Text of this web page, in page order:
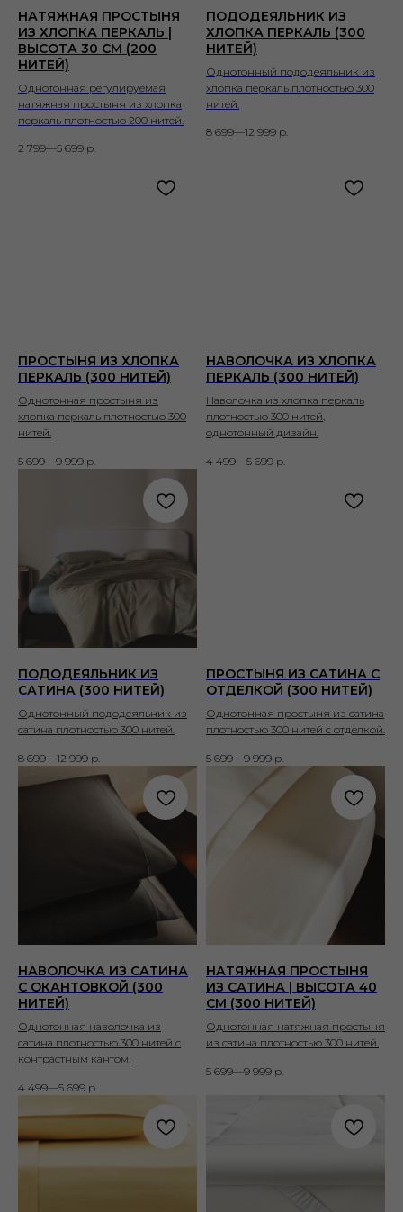
НАТЯЖНАЯ ПРОСТЫНЯ
ИЗ ХЛОПКА ПЕРКАЛЬ |
ВЫСОТА 30 СМ (200
НИТЕЙ)
Однотонная регулируемая
натяжная простыня из хлопка
перкаль плотностью 200 нитей.
2 799—5 699 р.
ПОДОДЕЯЛЬНИК ИЗ
ХЛОПКА ПЕРКАЛЬ (300
НИТЕЙ)
Однотонный пододеяльник из
хлопка перкаль плотностью 300
нитей.
8 699—12 999 р.
ПРОСТЫНЯ ИЗ ХЛОПКА
ПЕРКАЛЬ (300 НИТЕЙ)
Однотонная простыня из
хлопка перкаль плотностью 300
нитей.
5 699—9 999 р.
НАВОЛОЧКА ИЗ ХЛОПКА
ПЕРКАЛЬ (300 НИТЕЙ)
Наволочка из хлопка перкаль
плотностью 300 нитей,
однотонный дизайн.
4 499—5 699 р.
ПОДОДЕЯЛЬНИК ИЗ
САТИНА (300 НИТЕЙ)
Однотонный пододеяльник из
сатина плотностью 300 нитей.
8 699—12 999 р.
ПРОСТЫНЯ ИЗ САТИНА С
ОТДЕЛКОЙ (300 НИТЕЙ)
Однотонная простыня из сатина
плотностью 300 нитей с отделкой.
5 699—9 999 р.
НАВОЛОЧКА ИЗ САТИНА
С ОКАНТОВКОЙ (300
НИТЕЙ)
Однотонная наволочка из
сатина плотностью 300 нитей с
контрастным кантом.
4 499—5 699 р.
НАТЯЖНАЯ ПРОСТЫНЯ
ИЗ САТИНА | ВЫСОТА 40
СМ (300 НИТЕЙ)
Однотонная натяжная простыня
из сатина плотностью 300 нитей.
5 699—9 999 р.